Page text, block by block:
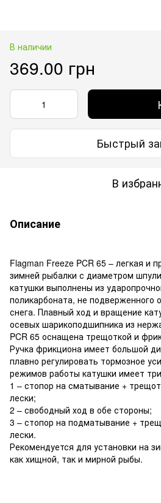
В наличии
369.00 грн
Быстрый
В
Описание
Flagman Freeze PCR 65 – легкая и
зимней рыбалки с диаметром
катушки выполнены из
поликарбоната, не подверженного
снега. Плавный ход и вращение
осевых шарикоподшипника из
PCR 65 оснащена трещоткой и
Ручка фрикциона имеет большой
плавно регулировать тормозное
режимов работы катушки имеет
1 – стопор на сматывание +
лески;
2 – свободный ход в обе стороны;
3 – стопор на подматывание +
лески.
Рекомендуется для установки на
как хищной, так и мирной рыбы.